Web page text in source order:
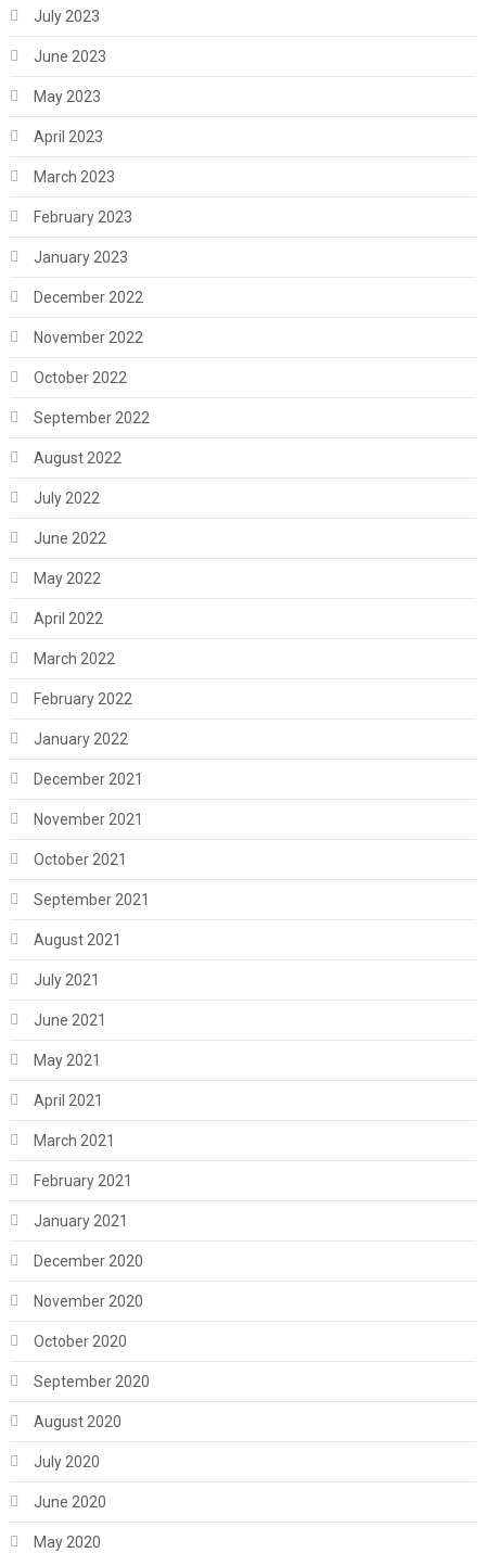
July 2023
June 2023
May 2023
April 2023
March 2023
February 2023
January 2023
December 2022
November 2022
October 2022
September 2022
August 2022
July 2022
June 2022
May 2022
April 2022
March 2022
February 2022
January 2022
December 2021
November 2021
October 2021
September 2021
August 2021
July 2021
June 2021
May 2021
April 2021
March 2021
February 2021
January 2021
December 2020
November 2020
October 2020
September 2020
August 2020
July 2020
June 2020
May 2020